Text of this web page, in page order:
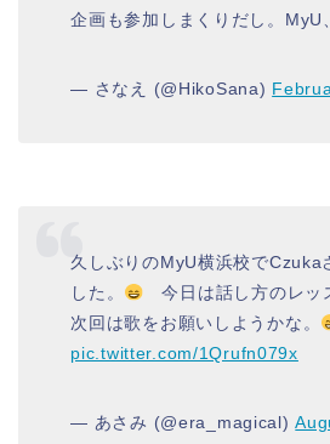
企画も参加しまくりだし。MyU
— さなえ (@HikoSana)
久しぶりのMyU横浜校でCzuka
した。
今日は話し方のレッ
次回は歌をお願いしようかな。
pic.twitter.com/1Qrufn079x
— あさみ (@era_magical)